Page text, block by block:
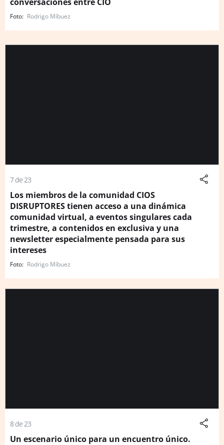
Rodrigo Míbuez
7 de 23
Los miembros de la comunidad CIOS
DISRUPTORES tienen acceso a una dinámica
comunidad virtual, a eventos singulares cada
trimestre, a contenidos en exclusiva y una
newsletter especialmente pensada para sus
intereses
Rodrigo Míbuez
8 de 23
Un escenario único para un encuentro único.